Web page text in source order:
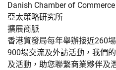
Danish Chamber of
亞太策略研究所
擴展商脈
香港貿發局每年舉辦接近260
900場交流及外訪活動，我們
及活動，助您聯繫商業夥伴及